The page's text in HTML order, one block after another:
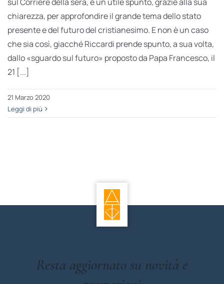
chiarezza, per approfondire il grande tema dello stato
presente e del futuro del cristianesimo. E non è un caso
che sia così, giacché Riccardi prende spunto, a sua volta,
dallo «sguardo sul futuro» proposto da Papa Francesco, il
21 [...]
21 Marzo 2020
Leggi di più
Resta aggiornato su novità e